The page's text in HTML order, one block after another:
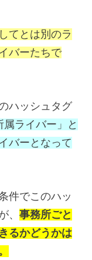
てとは別のラ
バーたちで
ハッシュタグ
ライバー」と
バーとなって
件でこのハッ
、 事務所ごと
るかどうかは